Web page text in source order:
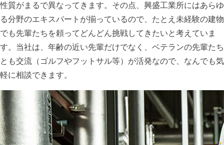
性質がまるで異なってきます。その点、興盛工業所にはあらゆ
る分野のエキスパートが揃っているので、たとえ未経験の建物
でも先輩たちを頼ってどんどん挑戦してきたいと考えていま
す。当社は、年齢の近い先輩だけでなく、ベテランの先輩たち
とも交流（ゴルフやフットサル等）が活発なので、なんでも気
軽に相談できます。